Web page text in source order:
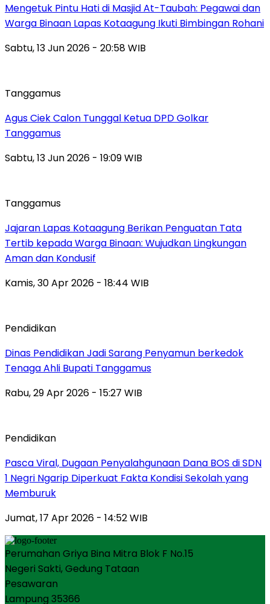
Mengetuk Pintu Hati di Masjid At-Taubah: Pegawai dan
Warga Binaan Lapas Kotaagung Ikuti Bimbingan Rohani
Sabtu, 13 Jun 2026 - 20:58 WIB
Tanggamus
Agus Ciek Calon Tunggal Ketua DPD Golkar
Tanggamus
Sabtu, 13 Jun 2026 - 19:09 WIB
Tanggamus
Jajaran Lapas Kotaagung Berikan Penguatan Tata
Tertib kepada Warga Binaan: Wujudkan Lingkungan
Aman dan Kondusif
Kamis, 30 Apr 2026 - 18:44 WIB
Pendidikan
Dinas Pendidikan Jadi Sarang Penyamun berkedok
Tenaga Ahli Bupati Tanggamus
Rabu, 29 Apr 2026 - 15:27 WIB
Pendidikan
Pasca Viral, Dugaan Penyalahgunaan Dana BOS di SDN
1 Negri Ngarip Diperkuat Fakta Kondisi Sekolah yang
Memburuk
Jumat, 17 Apr 2026 - 14:52 WIB
Perumahan Griya Bina Mitra Blok F No.15
Negeri Sakti, Gedung Tataan
Pesawaran
Lampung 35366